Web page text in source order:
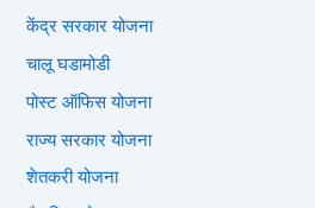
केंद्र सरकार योजना
चालू घडामोडी
पोस्ट ऑफिस योजना
राज्य सरकार योजना
शेतकरी योजना